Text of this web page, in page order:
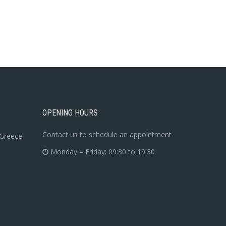
OPENING HOURS
Contact us to schedule an appointment
Monday – Friday: 09:30 to 19:30